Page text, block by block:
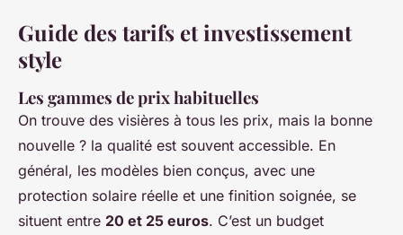
Guide des tarifs et investissement
style
Les gammes de prix habituelles
On trouve des visières à tous les prix, mais la bonne
nouvelle ? la qualité est souvent accessible. En
général, les modèles bien conçus, avec une
protection solaire réelle et une finition soignée, se
situent entre 20 et 25 euros. C’est un budget